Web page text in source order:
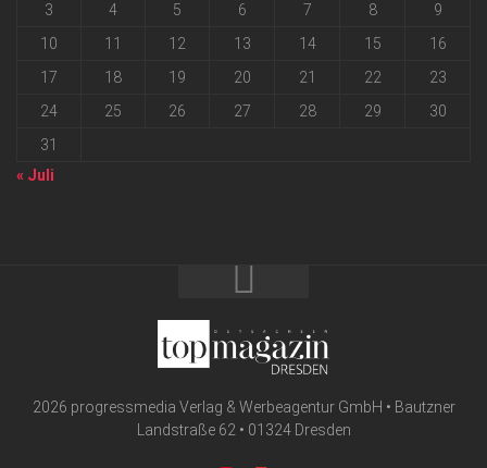
3
4 5 6 7 8
9
10
11 12 13 14 15
16
17
18 19 20 21 22
23
24
25 26 27 28 29
30
31
« Juli
2026 progressmedia Verlag & Werbeagentur GmbH • Bautzner
Landstraße 62 • 01324 Dresden